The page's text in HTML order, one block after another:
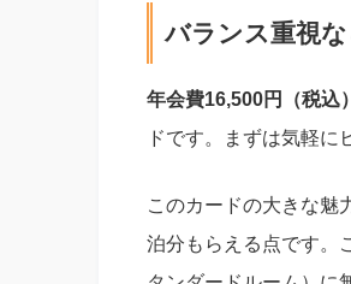
バランス重視
年会費16,500円（税込）
ドです。まずは気軽に
このカードの大きな魅
泊分もらえる点です。